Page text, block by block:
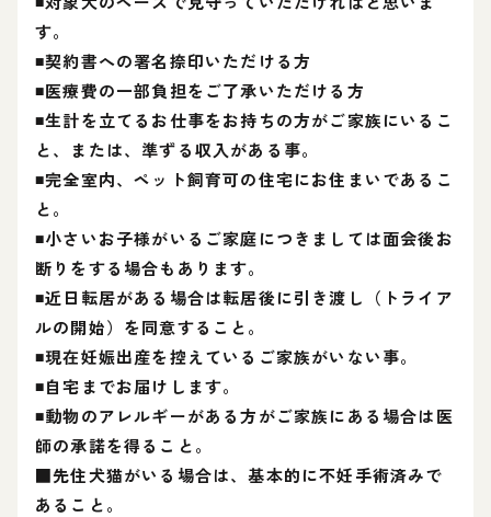
す。
◾契約書への署名捺印いただける方
◾医療費の一部負担をご了承いただける方
◾生計を立てるお仕事をお持ちの方がご家族にいるこ
と、または、準ずる収入がある事。
◾完全室内、ペット飼育可の住宅にお住まいであるこ
と。
◾️小さいお子様がいるご家庭につきましては面会後お
断りをする場合もあります。
◾近日転居がある場合は転居後に引き渡し（トライア
ルの開始）を同意すること。
◾現在妊娠出産を控えているご家族がいない事。
◾自宅までお届けします。
◾動物のアレルギーがある方がご家族にある場合は医
師の承諾を得ること。
■先住犬猫がいる場合は、基本的に不妊手術済みで
あること。